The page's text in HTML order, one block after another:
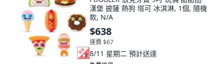
漢堡 披薩 熱狗 塔可 冰淇淋, 1個, 隨機
款, N/A
$638
運費 $67
8/11 星期二 預計送達